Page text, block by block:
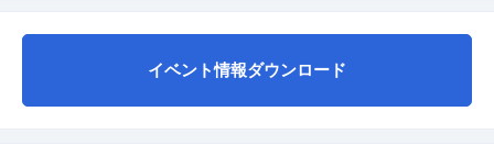
イベント情報ダウンロード